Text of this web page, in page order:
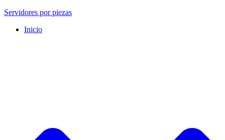
Servidores por piezas
Inicio